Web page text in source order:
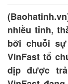
nhiều tỉnh,
bởi chuỗi
VinFast tổ
dịp được